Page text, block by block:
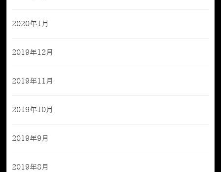
2020年1月
2019年12月
2019年11月
2019年10月
2019年9月
2019年8月